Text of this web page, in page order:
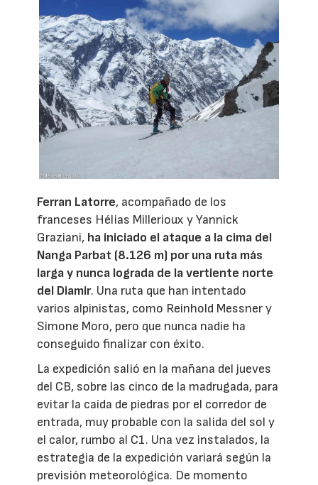
Ferran Latorre, acompañado de los
franceses Hélias Millerioux y Yannick
Graziani, ha iniciado el ataque a la cima del
Nanga Parbat (8.126 m) por una ruta más
larga y nunca lograda de la vertiente norte
del Diamir. Una ruta que han intentado
varios alpinistas, como Reinhold Messner y
Simone Moro, pero que nunca nadie ha
conseguido finalizar con éxito.
La expedición salió en la mañana del jueves
del CB, sobre las cinco de la madrugada, para
evitar la caída de piedras por el corredor de
entrada, muy probable con la salida del sol y
el calor, rumbo al C1. Una vez instalados, la
estrategia de la expedición variará según la
previsión meteorológica. De momento